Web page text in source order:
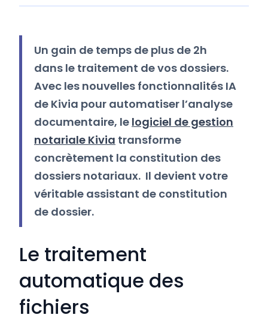
Un gain de temps de plus de 2h
dans le traitement de vos dossiers.
Avec les nouvelles fonctionnalités IA
de Kivia pour automatiser l’analyse
documentaire, le logiciel de gestion
notariale Kivia transforme
concrètement la constitution des
dossiers notariaux. Il devient votre
véritable assistant de constitution
de dossier.
Le traitement
automatique des
fichiers